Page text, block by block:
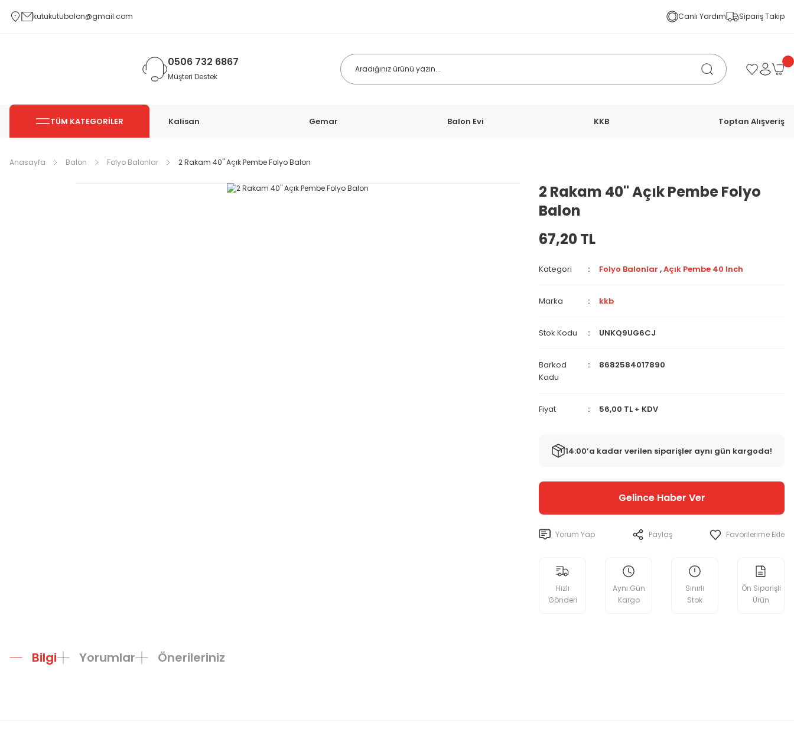
kutukutubalon@gmail.com Canlı Yardım Sipariş Takip
0506 732 6867
Müşteri Destek
TÜM KATEGORİLER Kalisan Gemar Balon Evi KKB Toptan Alışveriş
Anasayfa Balon Folyo Balonlar 2 Rakam 40'' Açık Pembe Folyo Balon
2 Rakam 40'' Açık Pembe Folyo
Balon
67,20 TL
Kategori Folyo Balonlar ,Açık Pembe 40 Inch
Marka kkb
Stok Kodu UNKQ9UG6CJ
Barkod
Kodu
8682584017890
Fiyat 56,00 TL + KDV
14:00’a kadar verilen siparişler aynı gün kargoda!
Gelince Haber Ver
Yorum Yap Paylaş
Hızlı
Gönderi
Aynı Gün
Kargo
Sınırlı
Stok
Ön Siparişli
Ürün
Bilgi Yorumlar Önerileriniz